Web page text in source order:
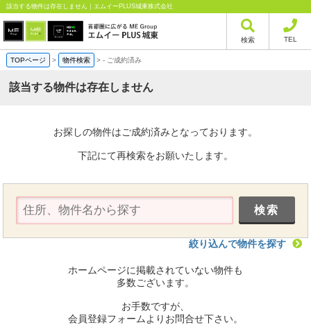
該当する物件は存在しません｜エムイーPLUS城東株式会社
検索 TEL
TOPページ > 物件検索 >- ご成約済み
該当する物件は存在しません
お探しの物件はご成約済みとなっております。
下記にて再検索をお願いたします。
絞り込んで物件を探す
ホームページに掲載されていない物件も
多数ございます。
お手数ですが、
会員登録フォームよりお問合せ下さい。